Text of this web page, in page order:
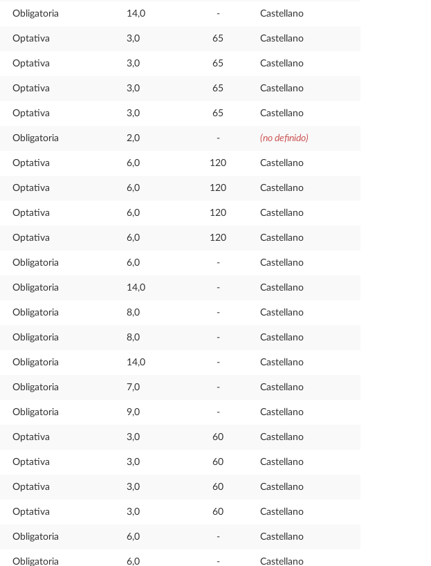
Obligatoria 14,0 - Castellano
Optativa 3,0 65 Castellano
Optativa 3,0 65 Castellano
Optativa 3,0 65 Castellano
Optativa 3,0 65 Castellano
Obligatoria 2,0 - (no definido)
Optativa 6,0 120 Castellano
Optativa 6,0 120 Castellano
Optativa 6,0 120 Castellano
Optativa 6,0 120 Castellano
Obligatoria 6,0 - Castellano
Obligatoria 14,0 - Castellano
Obligatoria 8,0 - Castellano
Obligatoria 8,0 - Castellano
Obligatoria 14,0 - Castellano
Obligatoria 7,0 - Castellano
Obligatoria 9,0 - Castellano
Optativa 3,0 60 Castellano
Optativa 3,0 60 Castellano
Optativa 3,0 60 Castellano
Optativa 3,0 60 Castellano
Obligatoria 6,0 - Castellano
Obligatoria 6,0 - Castellano